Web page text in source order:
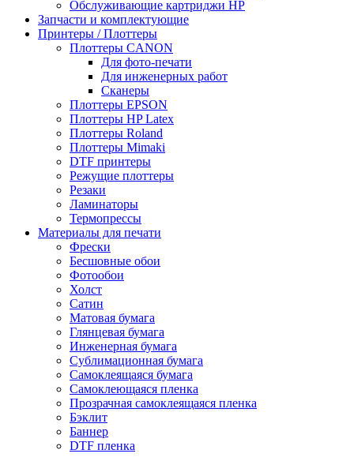
Обслуживающие картриджи HP
Запчасти и комплектующие
Принтеры / Плоттеры
Плоттеры CANON
Для фото-печати
Для инженерных работ
Сканеры
Плоттеры EPSON
Плоттеры HP Latex
Плоттеры Roland
Плоттеры Mimaki
DTF принтеры
Режущие плоттеры
Резаки
Ламинаторы
Термопрессы
Материалы для печати
Фрески
Бесшовные обои
Фотообои
Холст
Сатин
Матовая бумага
Глянцевая бумага
Инженерная бумага
Сублимационная бумага
Самоклеящаяся бумага
Самоклеющаяся пленка
Прозрачная самоклеящаяся пленка
Бэклит
Баннер
DTF пленка